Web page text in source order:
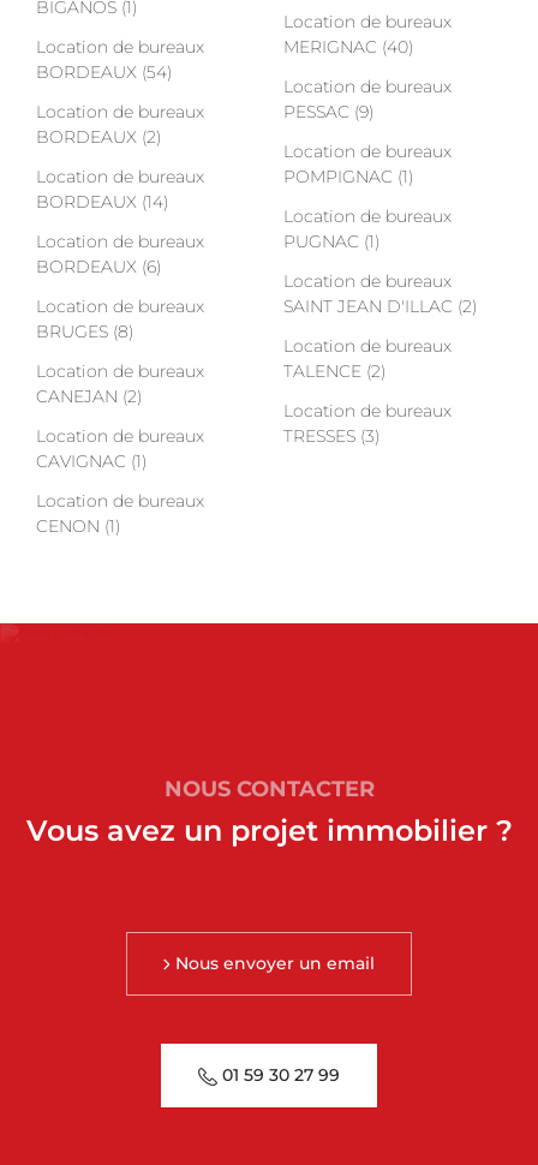
BIGANOS (1)
Location de bureaux
BORDEAUX (54)
Location de bureaux
BORDEAUX (2)
Location de bureaux
BORDEAUX (14)
Location de bureaux
BORDEAUX (6)
Location de bureaux
BRUGES (8)
Location de bureaux
CANEJAN (2)
Location de bureaux
CAVIGNAC (1)
Location de bureaux
CENON (1)
Location de bureaux
MERIGNAC (40)
Location de bureaux
PESSAC (9)
Location de bureaux
POMPIGNAC (1)
Location de bureaux
PUGNAC (1)
Location de bureaux
SAINT JEAN D'ILLAC (2)
Location de bureaux
TALENCE (2)
Location de bureaux
TRESSES (3)
NOUS CONTACTER
Vous avez un projet immobilier ?
Nous envoyer un email
01 59 30 27 99